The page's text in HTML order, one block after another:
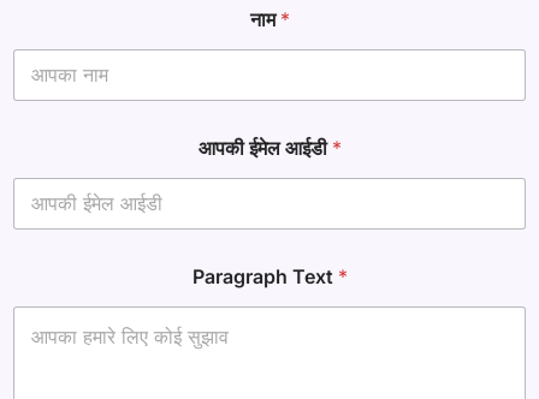
नाम*
आपकी ईमेल आईडी *
मे
ल
Paragraph Text *